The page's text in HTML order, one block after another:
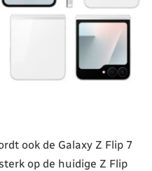
ook de Galaxy Z Flip 7
op de huidige Z Flip